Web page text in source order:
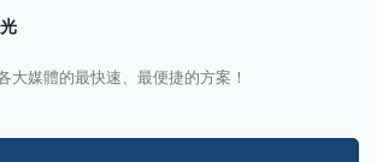
大媒體的最快速、最便捷的方案！